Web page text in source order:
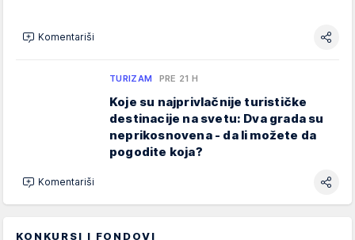
Komentariši
TURIZAM PRE 21 H
Koje su najprivlačnije turističke
destinacije na svetu: Dva grada su
neprikosnovena - da li možete da
pogodite koja?
Komentariši
KONKURSI I FONDOVI